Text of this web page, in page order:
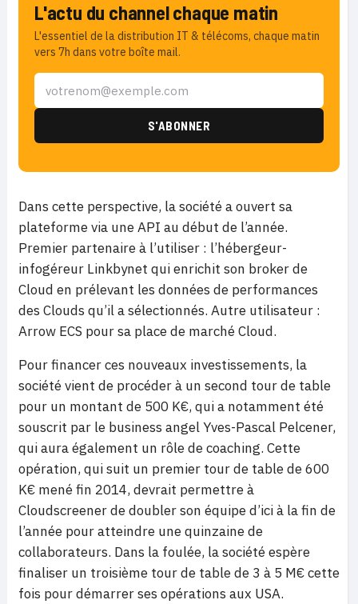
L'actu du channel chaque matin
L'essentiel de la distribution IT & télécoms, chaque matin
vers 7h dans votre boîte mail.
Dans cette perspective, la société a ouvert sa
plateforme via une API au début de l’année.
Premier partenaire à l’utiliser : l’hébergeur-
infogéreur Linkbynet qui enrichit son broker de
Cloud en prélevant les données de performances
des Clouds qu’il a sélectionnés. Autre utilisateur :
Arrow ECS pour sa place de marché Cloud.
Pour financer ces nouveaux investissements, la
société vient de procéder à un second tour de table
pour un montant de 500 K€, qui a notamment été
souscrit par le business angel Yves-Pascal Pelcener,
qui aura également un rôle de coaching. Cette
opération, qui suit un premier tour de table de 600
K€ mené fin 2014, devrait permettre à
Cloudscreener de doubler son équipe d’ici à la fin de
l’année pour atteindre une quinzaine de
collaborateurs. Dans la foulée, la société espère
finaliser un troisième tour de table de 3 à 5 M€ cette
fois pour démarrer ses opérations aux USA.